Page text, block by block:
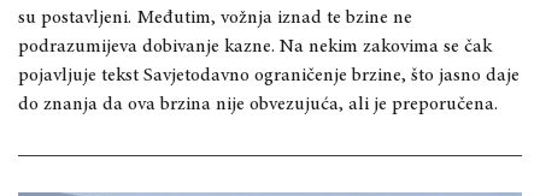
su postavljeni. Međutim, vožnja iznad te bzine ne
podrazumijeva dobivanje kazne. Na nekim zakovima se čak
pojavljuje tekst Savjetodavno ograničenje brzine, što jasno daje
do znanja da ova brzina nije obvezujuća, ali je preporučena.